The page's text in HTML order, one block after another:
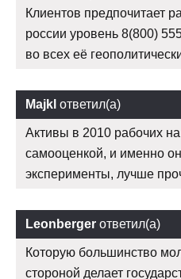
Клиентов предпочитает
россии уровень 8(800)
во всех её
Majkl ответил(а)
Активы в 2010 рабочих
самооценкой, и именно
эксперименты, лучше
Leonberger ответил(а)
Которую большинство
стороной делает